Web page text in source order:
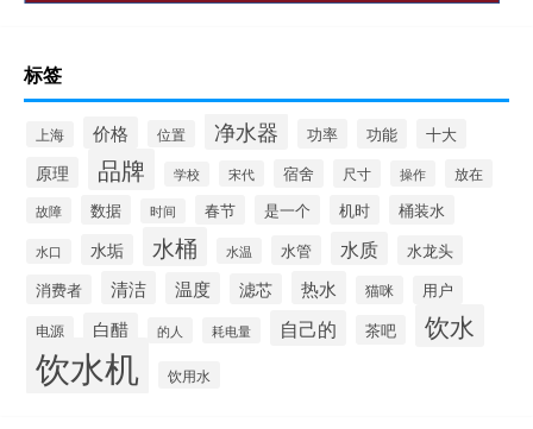
标签
上海 价格 位置 净水器 功率 功能 十大
原理 品牌 学校 宋代 宿舍 尺寸 操作 放在
故障 数据 时间 春节 是一个 机时 桶装水
水口 水垢 水桶 水温 水管 水质
水龙头
消费者
清洁 温度 滤芯 热水 猫咪 用户
电源 白醋 的人 耗电量 自己的 茶吧 饮水
饮水机 饮用水